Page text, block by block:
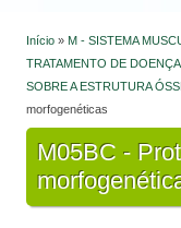
Está aqui
Início » M - SISTEMA
TRATAMENTO DE
SOBRE A ESTRUTURA
morfogenéticas
M05BC -